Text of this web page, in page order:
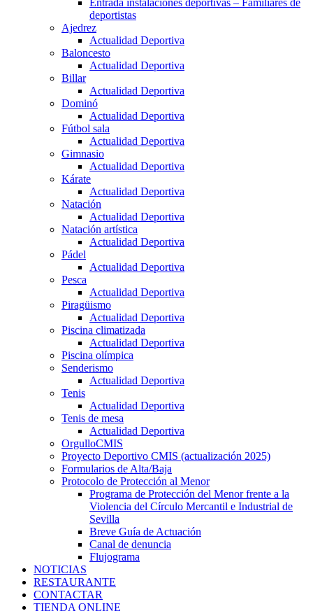
Entrada instalaciones deportivas – Familiares de
deportistas
Ajedrez
Actualidad Deportiva
Baloncesto
Actualidad Deportiva
Billar
Actualidad Deportiva
Dominó
Actualidad Deportiva
Fútbol sala
Actualidad Deportiva
Gimnasio
Actualidad Deportiva
Kárate
Actualidad Deportiva
Natación
Actualidad Deportiva
Natación artística
Actualidad Deportiva
Pádel
Actualidad Deportiva
Pesca
Actualidad Deportiva
Piragüismo
Actualidad Deportiva
Piscina climatizada
Actualidad Deportiva
Piscina olímpica
Senderismo
Actualidad Deportiva
Tenis
Actualidad Deportiva
Tenis de mesa
Actualidad Deportiva
OrgulloCMIS
Proyecto Deportivo CMIS (actualización 2025)
Formularios de Alta/Baja
Protocolo de Protección al Menor
Programa de Protección del Menor frente a la
Violencia del Círculo Mercantil e Industrial de
Sevilla
Breve Guía de Actuación
Canal de denuncia
Flujograma
NOTICIAS
RESTAURANTE
CONTACTAR
TIENDA ONLINE